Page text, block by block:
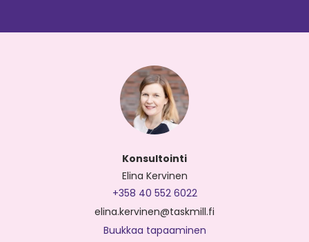
Konsultointi
Elina Kervinen
+358 40 552 6022
elina.kervinen@taskmill.fi
Buukkaa tapaaminen